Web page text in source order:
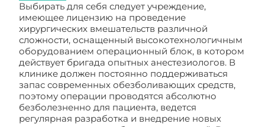
Выбирать для себя следует учреждение,
имеющее лицензию на проведение
хирургических вмешательств различной
сложности, оснащенный высокотехнологичным
оборудованием операционный блок, в котором
действует бригада опытных анестезиологов. В
клинике должен постоянно поддерживаться
запас современных обезболивающих средств,
поэтому операции проводятся абсолютно
безболезненно для пациента, ведется
регулярная разработка и внедрение новых